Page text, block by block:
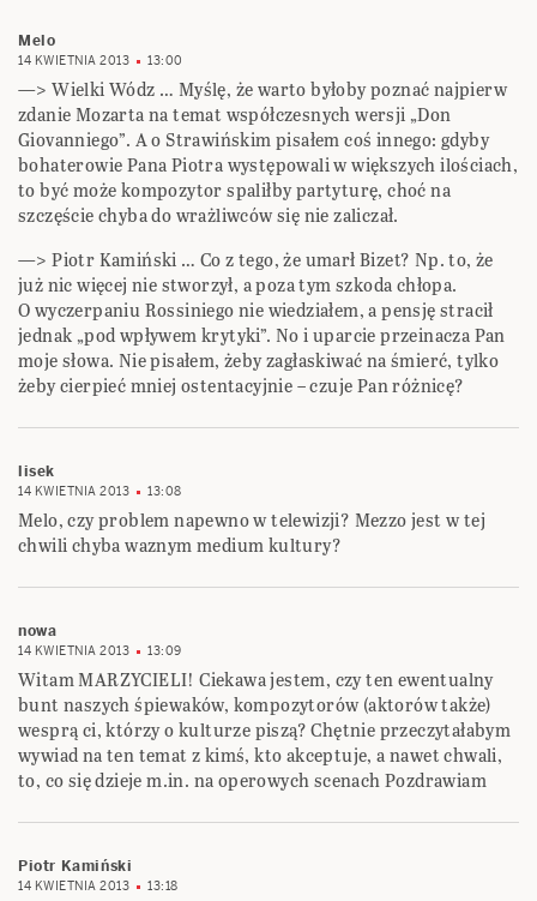
Melo
14 KWIETNIA 2013 13:00
—> Wielki Wódz … Myślę, że warto byłoby poznać najpierw
zdanie Mozarta na temat współczesnych wersji „Don
Giovanniego”. A o Strawińskim pisałem coś innego: gdyby
bohaterowie Pana Piotra występowali w większych ilościach,
to być może kompozytor spaliłby partyturę, choć na
szczęście chyba do wrażliwców się nie zaliczał.
—> Piotr Kamiński … Co z tego, że umarł Bizet? Np. to, że
już nic więcej nie stworzył, a poza tym szkoda chłopa.
O wyczerpaniu Rossiniego nie wiedziałem, a pensję stracił
jednak „pod wpływem krytyki”. No i uparcie przeinacza Pan
moje słowa. Nie pisałem, żeby zagłaskiwać na śmierć, tylko
żeby cierpieć mniej ostentacyjnie – czuje Pan różnicę?
lisek
14 KWIETNIA 2013 13:08
Melo, czy problem napewno w telewizji? Mezzo jest w tej
chwili chyba waznym medium kultury?
nowa
14 KWIETNIA 2013 13:09
Witam MARZYCIELI! Ciekawa jestem, czy ten ewentualny
bunt naszych śpiewaków, kompozytorów (aktorów także)
wesprą ci, którzy o kulturze piszą? Chętnie przeczytałabym
wywiad na ten temat z kimś, kto akceptuje, a nawet chwali,
to, co się dzieje m.in. na operowych scenach Pozdrawiam
Piotr Kamiński
14 KWIETNIA 2013 13:18